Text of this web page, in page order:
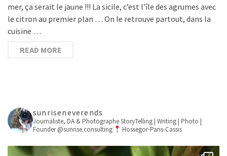
mer, ça serait le jaune !!! La sicile, c’est l’île des agrumes avec
le citron au premier plan … On le retrouve partout, dans la
cuisine …
READ MORE
sunriseneverends
Journaliste, DA & PhotographeStoryTelling | Writing | Photo |
Founder @sunrise.consulting
Hossegor-Paris-Cassis